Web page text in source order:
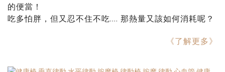
的便當！
吃多怕胖，但又忍不住不吃.... 那熱量又該如何消耗呢？
《了解更多》